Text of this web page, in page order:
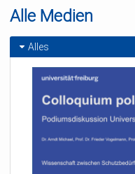
Alle Medien
Alles